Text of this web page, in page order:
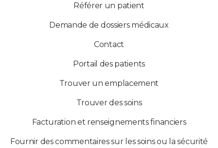
Référer un patient
Demande de dossiers médicaux
Contact
Portail des patients
Trouver un emplacement
Trouver des soins
Facturation et renseignements financiers
Fournir des commentaires sur les soins ou la sécurité